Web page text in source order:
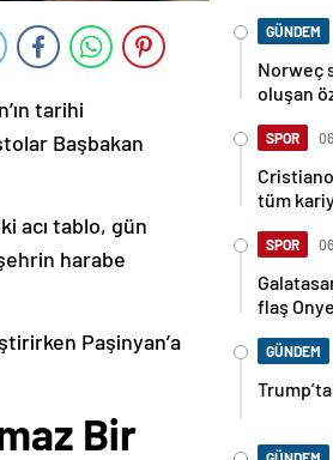
tarihi
Başbakan
acı tablo, gün
harabe
Paşinyan’a
Bir
GÜNDEM
Norweç
oluşan
SPOR
tüm
SPOR
flaş
GÜNDEM